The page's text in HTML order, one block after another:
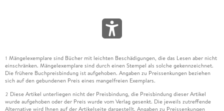
1 Mängelexemplare sind Bücher mit leichten Beschädigungen, die das Lesen aber nicht
einschränken. Mängelexemplare sind durch einen Stempel als solche gekennzeichnet.
Die frühere Buchpreisbindung ist aufgehoben. Angaben zu Preissenkungen beziehen
sich auf den gebundenen Preis eines mangelfreien Exemplars.
2 Diese Artikel unterliegen nicht der Preisbindung, die Preisbindung dieser Artikel
wurde aufgehoben oder der Preis wurde vom Verlag gesenkt. Die jeweils zutreffende
Alternative wird Ihnen auf der Artikelseite dargestellt. Angaben zu Preissenkungen